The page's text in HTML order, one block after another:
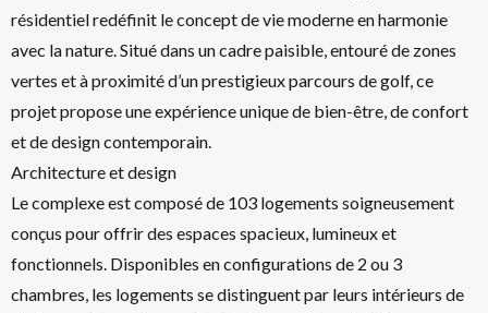
résidentiel redéfinit le concept de vie moderne en harmonie
avec la nature. Situé dans un cadre paisible, entouré de zones
vertes et à proximité d’un prestigieux parcours de golf, ce
projet propose une expérience unique de bien-être, de confort
et de design contemporain.
Architecture et design
Le complexe est composé de 103 logements soigneusement
conçus pour offrir des espaces spacieux, lumineux et
fonctionnels. Disponibles en configurations de 2 ou 3
chambres, les logements se distinguent par leurs intérieurs de